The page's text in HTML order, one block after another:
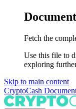
Fetch the
Use this file to
exploring
Skip to main content
CryptoCash